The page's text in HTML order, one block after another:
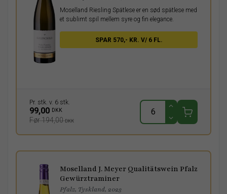
Moselland Riesling Spätlese er en sød spätlese med
et sublimt spil mellem syre og fin elegance.
SPAR 570,- KR. V/ 6 FL.
Pr. stk. v. 6 stk.
99,00 DKK
Før 194,00DKK
Moselland J. Meyer Qualitätswein Pfalz
Gewürztraminer
Pfalz, Tyskland, 2023